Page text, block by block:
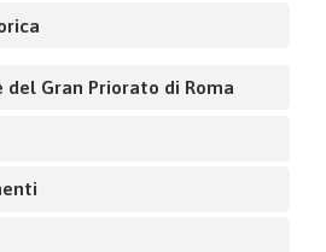
Gran Priorato di Roma